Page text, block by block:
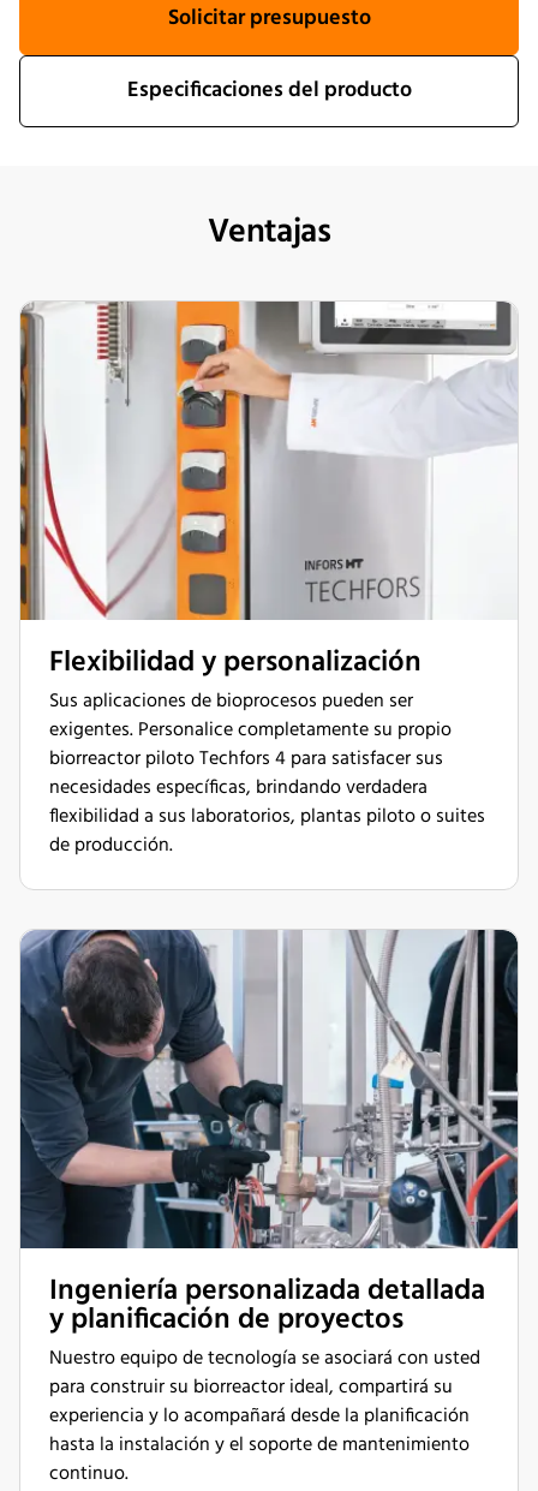
Solicitar presupuesto
Especificaciones del producto
Ventajas
Flexibilidad y personalización
Sus aplicaciones de bioprocesos pueden ser
exigentes. Personalice completamente su propio
biorreactor piloto Techfors 4 para satisfacer sus
necesidades específicas, brindando verdadera
flexibilidad a sus laboratorios, plantas piloto o suites
de producción.
Ingeniería personalizada detallada
y planificación de proyectos
Nuestro equipo de tecnología se asociará con usted
para construir su biorreactor ideal, compartirá su
experiencia y lo acompañará desde la planificación
hasta la instalación y el soporte de mantenimiento
continuo.